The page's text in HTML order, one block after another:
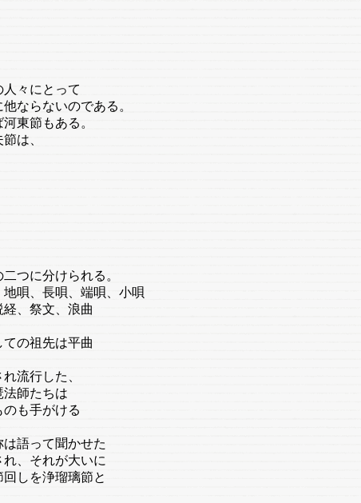
々にとって
ならないのである。
東節もある。
は、
つに分けられる。
唄、長唄、端唄、小唄
、祭文、浪曲
の祖先は平曲
流行した、
師たちは
も手がける
語って聞かせた
、それが大いに
しを浄瑠璃節と